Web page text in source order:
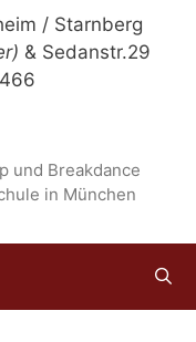
/ Starnberg
& Sedanstr.29
und Breakdance
in München